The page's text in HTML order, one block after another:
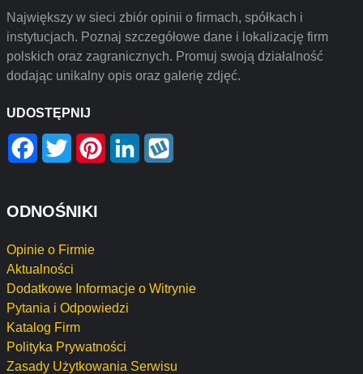
Największy w sieci zbiór opinii o firmach, spółkach i
instytucjach. Poznaj szczegółowe dane i lokalizację firm
polskich oraz zagranicznych. Promuj swoją działalność
dodając unikalny opis oraz galerię zdjęć.
UDOSTĘPNIJ
Facebook
Twitter PinterestLinkedIn
ODNOŚNIKI
Opinie o Firmie
Aktualności
Dodatkowe Informacje o Witrynie
Pytania i Odpowiedzi
Katalog Firm
Polityka Prywatności
Zasady Użytkowania Serwisu